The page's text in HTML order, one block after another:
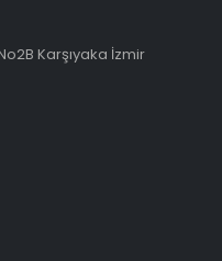
Karşıyaka İzmir